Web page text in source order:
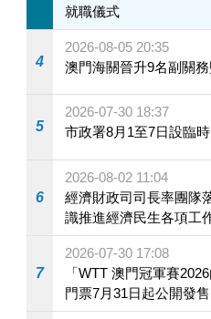
就職儀式
4
2026-08-05 20:35
澳門海關晉升9名副關
5
2026-07-30 18:37
市政署8月1至7日設臨
6
2026-08-02 11:04
經濟財政司司長率團隊
識推進經濟民生各項工
7
2026-07-30 17:08
「WTT 澳門冠軍賽
門票7月31日起公開發售